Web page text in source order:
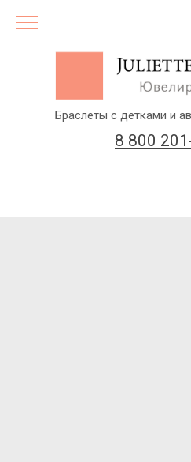
8 800
Браслеты с детками и